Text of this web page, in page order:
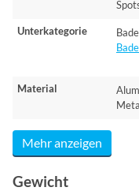
Unterkategorie
Material
Mehr anzeigen
Gewicht